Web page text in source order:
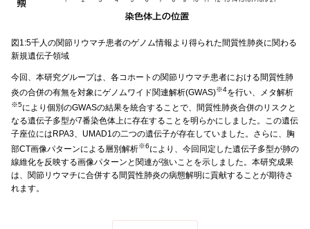
図1:5千人の関節リウマチ患者のゲノム情報より得られた間質性肺炎に関わる
新規遺伝子領域
今回、本研究グループは、各コホートの関節リウマチ患者における間質性肺
炎の合併の有無を対象にゲノムワイド関連解析(GWAS)※4を行い、メタ解析
※5により個別のGWASの結果を統合することで、間質性肺炎合併のリスクと
なる遺伝子多型が7番染色体上に存在することを明らかにしました。この遺伝
子座位にはRPA3、UMAD1の二つの遺伝子が存在していました。さらに、胸
部CT画像パターンによる層別解析※6により、今回同定した遺伝子多型が肺の
線維化を反映する画像パターンと関連が強いことを示しました。本研究成果
は、関節リウマチに合併する間質性肺炎の病態解明に貢献することが期待さ
れます。